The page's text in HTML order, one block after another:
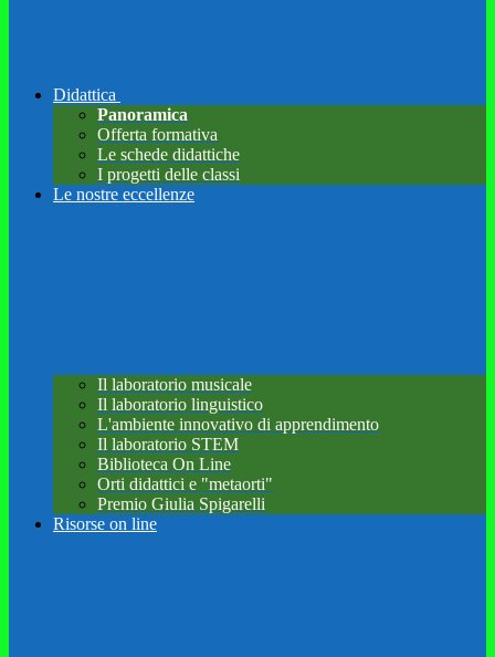
Didattica
Panoramica
Offerta formativa
Le schede didattiche
I progetti delle classi
Le nostre eccellenze
Il laboratorio musicale
Il laboratorio linguistico
L'ambiente innovativo di apprendimento
Il laboratorio STEM
Biblioteca On Line
Orti didattici e "metaorti"
Premio Giulia Spigarelli
Risorse on line